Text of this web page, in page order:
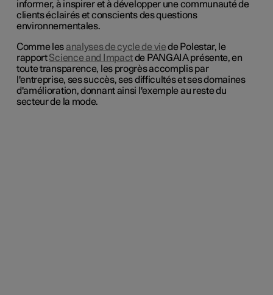
informer, à inspirer et à développer une communauté de
clients éclairés et conscients des questions
environnementales.
Comme lesanalyses de cycle de viede Polestar, le
rapportScience and Impactde PANGAIA présente, en
toute transparence, les progrès accomplis par
l'entreprise, ses succès, ses difficultés et ses domaines
d'amélioration, donnant ainsi l'exemple au reste du
secteur de la mode.